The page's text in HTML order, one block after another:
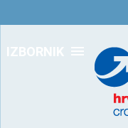
IZBORNIK